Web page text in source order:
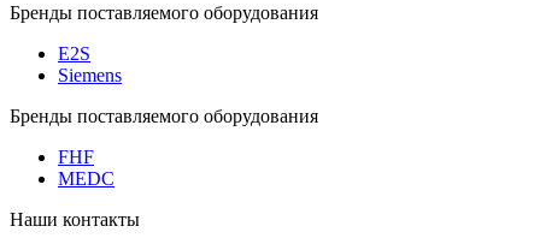
Бренды поставляемого оборудования
E2S
Siemens
Бренды поставляемого оборудования
FHF
MEDC
Наши контакты